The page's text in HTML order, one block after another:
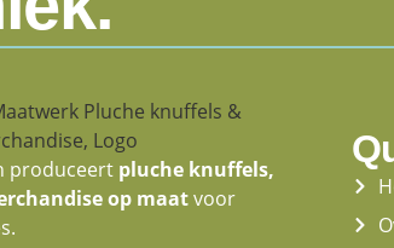
produceert pluche knuffels,
op maatvoor